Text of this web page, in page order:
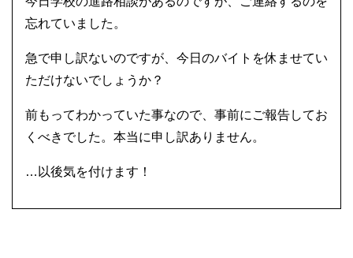
忘れていました。
急で申し訳ないのですが、今日のバイトを休ませてい
ただけないでしょうか？
前もってわかっていた事なので、事前にご報告してお
くべきでした。本当に申し訳ありません。
…以後気を付けます！